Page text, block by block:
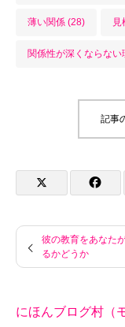
薄い関係 (28) 見
関係性が深くならな
記事
彼の教育をあなた
るかどうか
にほんブログ村（